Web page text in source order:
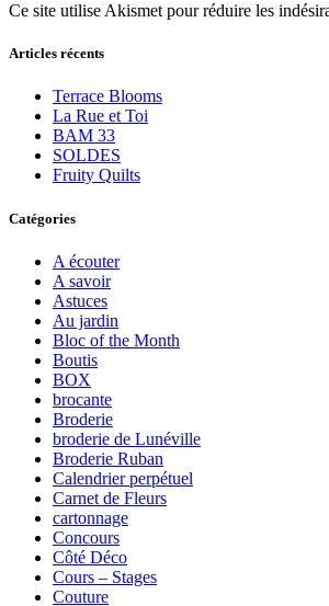
Ce site utilise Akismet pour réduire les
Articles récents
Terrace Blooms
La Rue et Toi
BAM 33
SOLDES
Fruity Quilts
Catégories
A écouter
A savoir
Astuces
Au jardin
Bloc of the Month
Boutis
BOX
brocante
Broderie
broderie de Lunéville
Broderie Ruban
Calendrier perpétuel
Carnet de Fleurs
cartonnage
Concours
Côté Déco
Cours – Stages
Couture